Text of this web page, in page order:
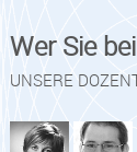
Wer Sie
UNSERE